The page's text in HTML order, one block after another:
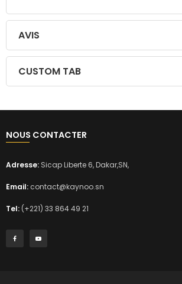
AVIS
CUSTOM TAB
NOUS CONTACTER
Adresse: Sicap Liberte 6, Dakar,SN,
Email: contact@kaynoo.sn
Tel: (+221) 33 864 49 21